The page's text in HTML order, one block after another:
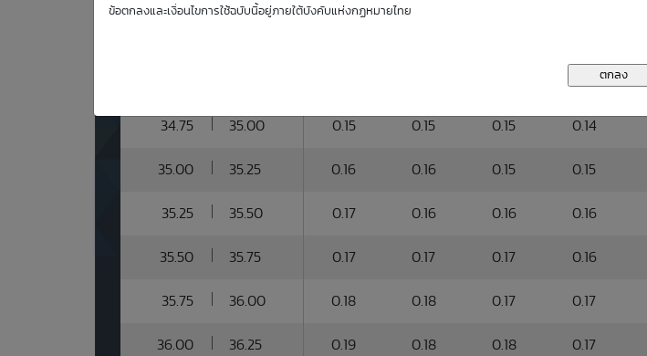
ข้อตกลงและเงื่อนไขการใช้ฉบับนี้อยู่ภายใต้บังคับแห่งกฏหมายไทย
0.14
34.75 35.00 0.15 0.15 0.15 0.14
35.00 35.25 0.16 0.16 0.15 0.15
35.25 35.50 0.17 0.16 0.16 0.16
35.50 35.75 0.17 0.17 0.17 0.16
35.75 36.00 0.18 0.18 0.17 0.17
36.00 36.25 0.19 0.18 0.18 0.17